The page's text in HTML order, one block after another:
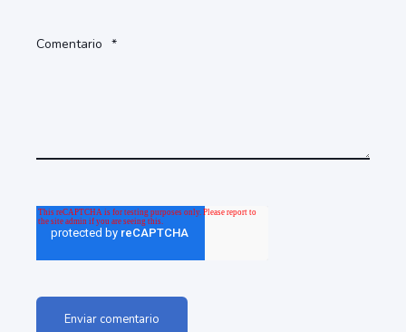
Comentario *